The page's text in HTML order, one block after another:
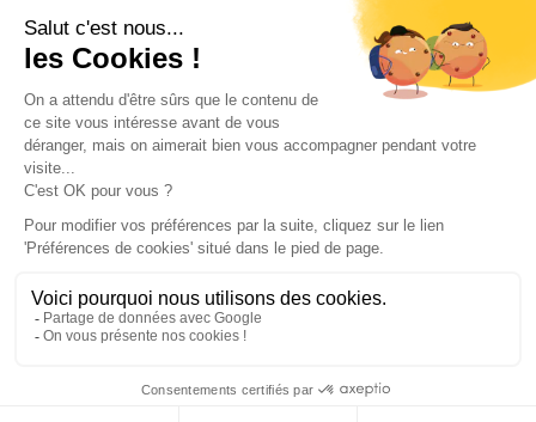
Mentions légales
Politique de cookies
Gérer les cookies
Contacts